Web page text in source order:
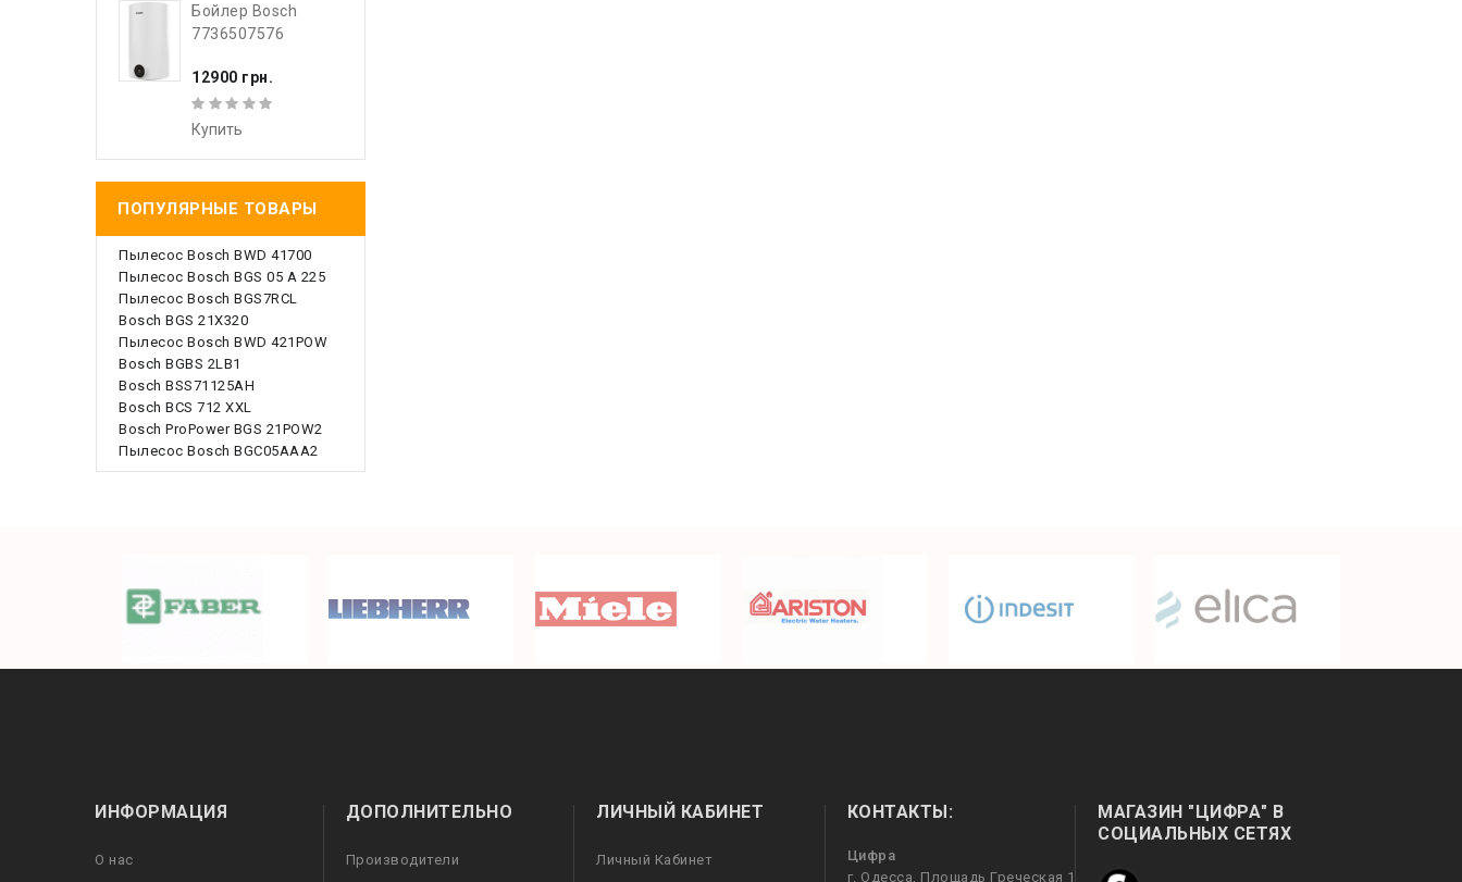
Бойлер Bosch
7736507576
12900 грн.
Купить
ПОПУЛЯРНЫЕ ТОВАРЫ
Пылесос Bosch BWD 41700
Пылесос Bosch BGS 05 A 225
Пылесос Bosch BGS7RCL
Bosch BGS 21X320
Пылесос Bosch BWD 421POW
Bosch BGBS 2LB1
Bosch BSS71125AH
Bosch BCS 712 XXL
Bosch ProPower BGS 21POW2
Пылесос Bosch BGC05AAA2
ИНФОРМАЦИЯ
О нас
ДОПОЛНИТЕЛЬНО
Производители
ЛИЧНЫЙ КАБИНЕТ
Личный Кабинет
КОНТАКТЫ:
Цифра
г. Одесса, Площадь Греческая 1
МАГАЗИН "ЦИФРА" В
СОЦИАЛЬНЫХ СЕТЯХ